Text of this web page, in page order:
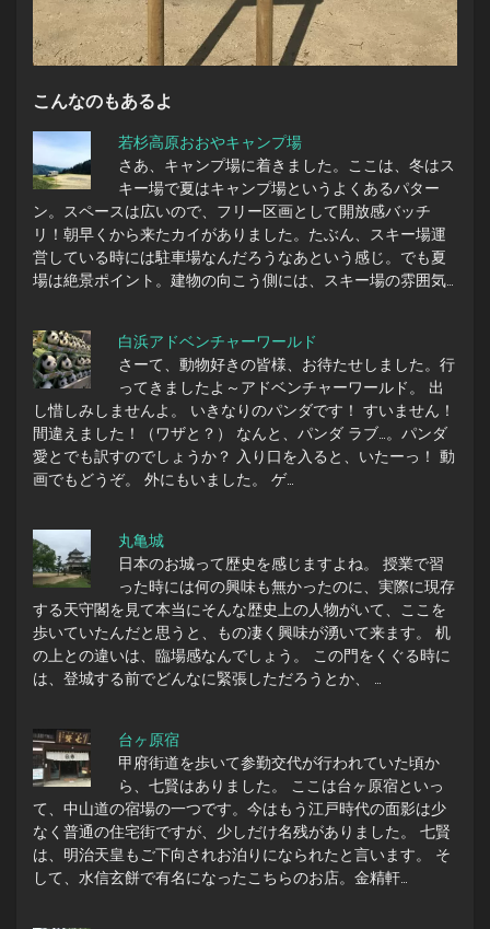
こんなのもあるよ
若杉高原おおやキャンプ場
さあ、キャンプ場に着きました。ここは、冬はス
キー場で夏はキャンプ場というよくあるパター
ン。スペースは広いので、フリー区画として開放感バッチ
リ！朝早くから来たカイがありました。たぶん、スキー場運
営している時には駐車場なんだろうなあという感じ。でも夏
場は絶景ポイント。建物の向こう側には、スキー場の雰囲気…
白浜アドベンチャーワールド
さーて、動物好きの皆様、お待たせしました。行
ってきましたよ～アドベンチャーワールド。 出
し惜しみしませんよ。 いきなりのパンダです！ すいません！
間違えました！（ワザと？） なんと、パンダ ラブ…。パンダ
愛とでも訳すのでしょうか？ 入り口を入ると、いたーっ！ 動
画でもどうぞ。 外にもいました。 ゲ…
丸亀城
日本のお城って歴史を感じますよね。 授業で習
った時には何の興味も無かったのに、実際に現存
する天守閣を見て本当にそんな歴史上の人物がいて、ここを
歩いていたんだと思うと、もの凄く興味が湧いて来ます。 机
の上との違いは、臨場感なんでしょう。 この門をくぐる時に
は、登城する前でどんなに緊張しただろうとか、 …
台ヶ原宿
甲府街道を歩いて参勤交代が行われていた頃か
ら、七賢はありました。 ここは台ヶ原宿といっ
て、中山道の宿場の一つです。今はもう江戸時代の面影は少
なく普通の住宅街ですが、少しだけ名残がありました。 七賢
は、明治天皇もご下向されお泊りになられたと言います。 そ
して、水信玄餅で有名になったこちらのお店。金精軒…